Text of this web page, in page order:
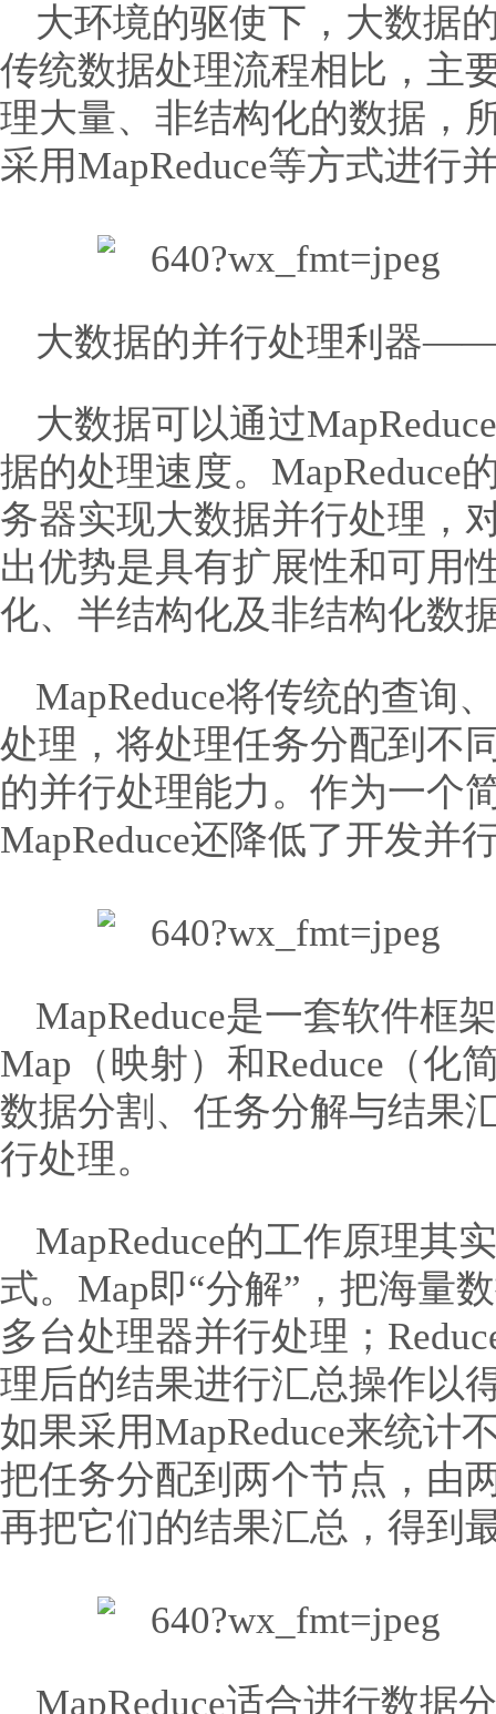
大环境的驱使下，大数据
传统数据处理流程相比，主
理大量、非结构化的数据，
采用MapReduce等方式进行
大数据的并行处理利器
大数据可以通过
据的处理速度。MapReduce
务器实现大数据并行处理，
出优势是具有扩展性和可用
化、半结构化及非结构化数
MapReduce将传统的查询
处理，将处理任务分配到不
的并行处理能力。作为一个
MapReduce还降低了开发并
MapReduce是一套软件框架
Map（映射）和Reduce（化
数据分割、任务分解与结果
行处理。
MapReduce的工作原理其
式。Map即“分解”，把海量
多台处理器并行处理；
理后的结果进行汇总操作以
如果采用MapReduce来统计
把任务分配到两个节点，由
再把它们的结果汇总，得到
MapReduce适合进行数据